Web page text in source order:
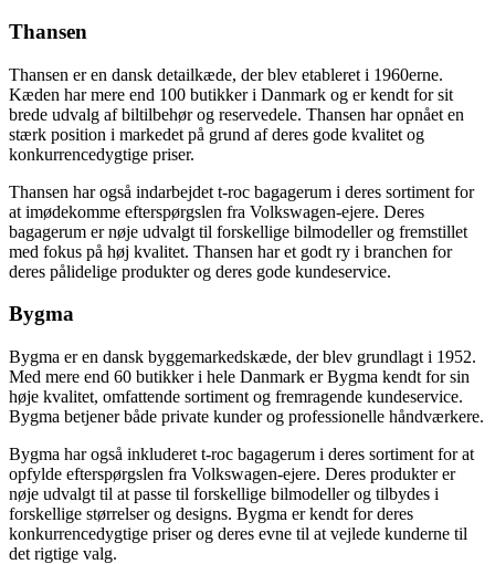
Thansen
Thansen er en dansk detailkæde, der blev etableret i 1960erne.
Kæden har mere end 100 butikker i Danmark og er kendt for sit
brede udvalg af biltilbehør og reservedele. Thansen har opnået en
stærk position i markedet på grund af deres gode kvalitet og
konkurrencedygtige priser.
Thansen har også indarbejdet t-roc bagagerum i deres sortiment for
at imødekomme efterspørgslen fra Volkswagen-ejere. Deres
bagagerum er nøje udvalgt til forskellige bilmodeller og fremstillet
med fokus på høj kvalitet. Thansen har et godt ry i branchen for
deres pålidelige produkter og deres gode kundeservice.
Bygma
Bygma er en dansk byggemarkedskæde, der blev grundlagt i 1952.
Med mere end 60 butikker i hele Danmark er Bygma kendt for sin
høje kvalitet, omfattende sortiment og fremragende kundeservice.
Bygma betjener både private kunder og professionelle håndværkere.
Bygma har også inkluderet t-roc bagagerum i deres sortiment for at
opfylde efterspørgslen fra Volkswagen-ejere. Deres produkter er
nøje udvalgt til at passe til forskellige bilmodeller og tilbydes i
forskellige størrelser og designs. Bygma er kendt for deres
konkurrencedygtige priser og deres evne til at vejlede kunderne til
det rigtige valg.